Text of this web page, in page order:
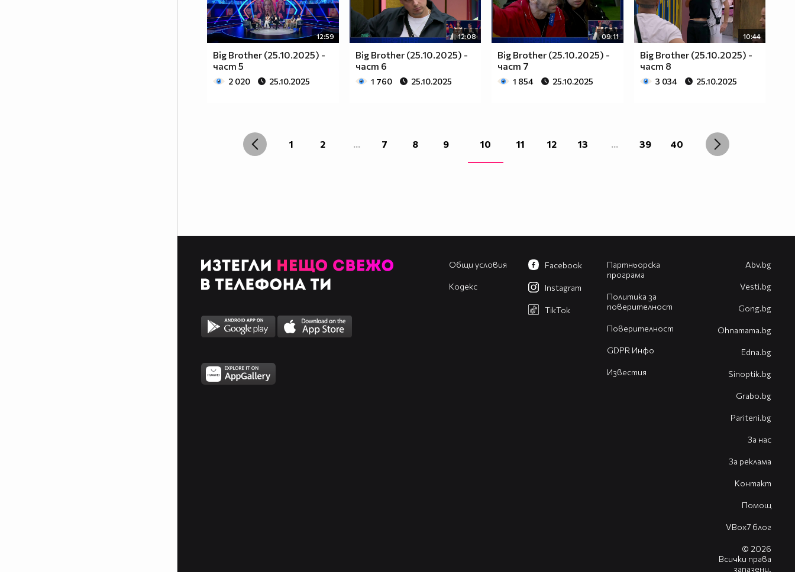
12:59
Big Brother (25.10.2025) -
част 5
2 020 25.10.2025
12:08
Big Brother (25.10.2025) -
част 6
1 760 25.10.2025
09:11
Big Brother (25.10.2025) -
част 7
1 854 25.10.2025
10:44
Big Brother (25.10.2025) -
част 8
3 034 25.10.2025
1 2 ... 7 8 9 10 11 12 13 ... 39 40
Общи условия
Кодекс
Партньорска
програма
Политика за
поверителност
Поверителност
GDPR Инфо
Известия
Facebook
Instagram
TikTok
Abv.bg
Vesti.bg
Gong.bg
Оhnamama.bg
Edna.bg
Sinoptik.bg
Grabo.bg
Pariteni.bg
За нас
За реклама
Контакт
Помощ
VBox7 блог
© 2026
Всички права
запазени.